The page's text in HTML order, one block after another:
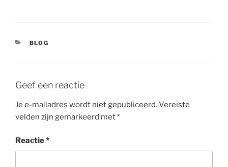
CATEGORIEËN
BLOG
Geef een reactie
Je e-mailadres wordt niet gepubliceerd.Vereiste
velden zijn gemarkeerd met*
Reactie*